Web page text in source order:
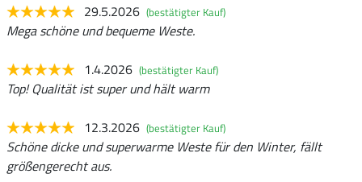
29.5.2026 (bestätigter Kauf)
Mega schöne und bequeme Weste.
1.4.2026 (bestätigter Kauf)
Top! Qualität ist super und hält warm
12.3.2026 (bestätigter Kauf)
Schöne dicke und superwarme Weste für den Winter, fällt
größengerecht aus.